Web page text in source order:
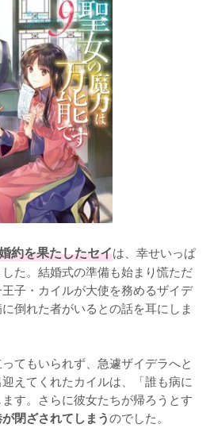
約を果たしたセイは、幸せいっぱ
た。結婚式の準備も始まり慌ただ
子・カイルが大使を務めるザイデ
倒れた者がいるとの話を耳にしま
てもいられず、急遽ザイデラへと
えてくれたカイルは、「誰も病に
す。さらに彼女たちが帰ろうとす
閉ざされてしまうのでした。